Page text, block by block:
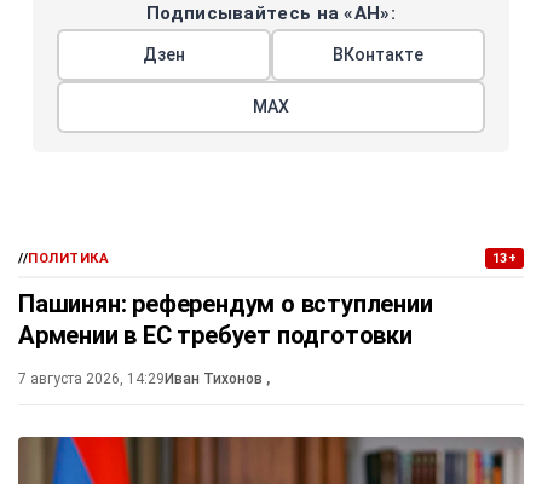
Подписывайтесь на «АН»:
Дзен ВКонтакте
МАХ
//ПОЛИТИКА 13+
Пашинян: референдум о вступлении
Армении в ЕС требует подготовки
7 августа 2026, 14:29Иван Тихонов ,